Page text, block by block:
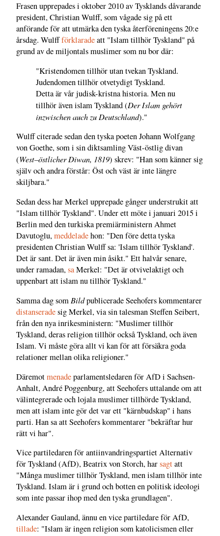
Frasen upprepades i oktober 2010 av Tysklands dåvarande
president, Christian Wulff, som vågade sig på ett
anförande för att utmärka den tyska återföreningens 20:e
årsdag. Wulffförklaradeatt "Islam tillhör Tyskland" på
grund av de miljontals muslimer som nu bor där:
"Kristendomen tillhör utan tvekan Tyskland.
Judendomen tillhör otvetydigt Tyskland.
Detta är vår judisk-kristna historia. Men nu
tillhör även islam Tyskland (Der Islam gehört
inzwischen auch zu Deutschland)."
Wulff citerade sedan den tyska poeten Johann Wolfgang
von Goethe, som i sin diktsamling Väst-östlig divan
(West–östlicher Diwan, 1819) skrev: "Han som känner sig
själv och andra förstår: Öst och väst är inte längre
skiljbara."
Sedan dess har Merkel upprepade gånger understrukit att
"Islam tillhör Tyskland". Under ett möte i januari 2015 i
Berlin med den turkiska premiärministern Ahmet
Davutoglu,meddeladehon: "Den före detta tyska
presidenten Christian Wulff sa: 'Islam tillhör Tyskland'.
Det är sant. Det är även min åsikt." Ett halvår senare,
under ramadan,saMerkel: "Det är otvivelaktigt och
uppenbart att islam nu tillhör Tyskland."
Samma dag som Bildpublicerade Seehofers kommentarer
distanseradesig Merkel, via sin talesman Steffen Seibert,
från den nya inrikesministern: "Muslimer tillhör
Tyskland, deras religion tillhör också Tyskland, och även
Islam. Vi måste göra allt vi kan för att försäkra goda
relationer mellan olika religioner."
Däremotmenadeparlamentsledaren för AfD i Sachsen-
Anhalt, André Poggenburg, att Seehofers uttalande om att
välintegrerade och lojala muslimer tillhörde Tyskland,
men att islam inte gör det var ett "kärnbudskap" i hans
parti. Han sa att Seehofers kommentarer "bekräftar hur
rätt vi har".
Vice partiledaren för antiinvandringspartiet Alternativ
för Tyskland (AfD), Beatrix von Storch, harsagtatt
"Många muslimer tillhör Tyskland, men islam tillhör inte
Tyskland. Islam är i grund och botten en politisk ideologi
som inte passar ihop med den tyska grundlagen".
Alexander Gauland, ännu en vice partiledare för AfD,
tillade: "Islam är ingen religion som katolicismen eller